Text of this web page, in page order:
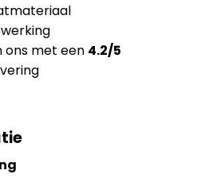
ons met een 4.2/5